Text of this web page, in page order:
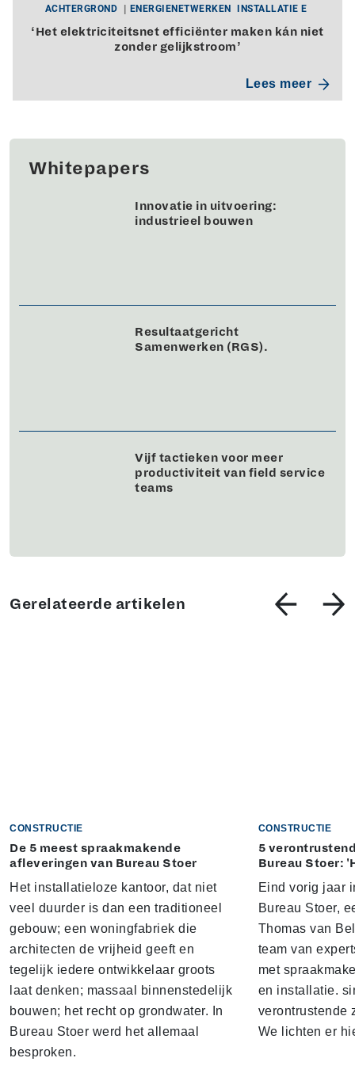
ACHTERGROND ENERGIENETWERKEN INSTALLATIE E
‘Het elektriciteitsnet efficiënter maken kán niet
zonder gelijkstroom’
Lees meer
Whitepapers
Innovatie in uitvoering:
industrieel bouwen
Resultaatgericht
Samenwerken (RGS).
Vijf tactieken voor meer
productiviteit van field service
teams
Gerelateerde artikelen
CONSTRUCTIE
De 5 meest spraakmakende
afleveringen van Bureau Stoer
Het installatieloze kantoor, dat niet
veel duurder is dan een traditioneel
gebouw; een woningfabriek die
architecten de vrijheid geeft en
tegelijk iedere ontwikkelaar groots
laat denken; massaal binnenstedelijk
bouwen; het recht op grondwater. In
Bureau Stoer werd het allemaal
besproken.
CONSTRUCTIE
5
Bureau Stoer:
Eind vorig jaar
Bureau Stoer,
Thomas van
team van
met
en installatie.
verontrustende
We lichten er